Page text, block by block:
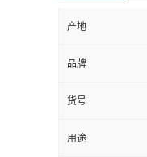
产地
品牌
货号
用途